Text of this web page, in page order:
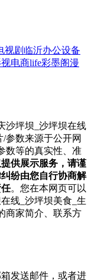
视剧 临沂办公设备
电商life彩墨阁漫
沙坪坝_沙坪坝在线
/参数来源于公开网
数等的真实性、准
供展示服务，请谨
纷由您自行协商解
。您在本网页可以
线_沙坪坝美食_生
商家简介、联系方
发送邮件，或者进